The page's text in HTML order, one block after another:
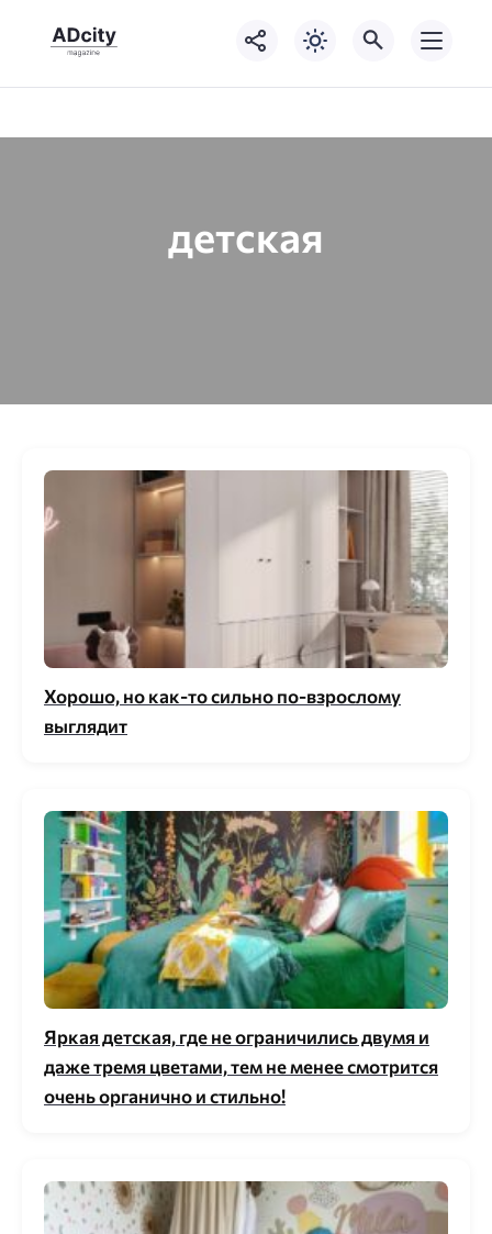
детская
Хорошо, но как-то сильно по-взрослому
выглядит
Яркая детская, где не ограничились двумя и
даже тремя цветами, тем не менее смотрится
очень органично и стильно!